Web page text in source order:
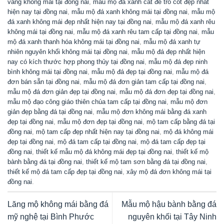
vàng không mái tại đồng nai, mẫu mộ đá xanh cất để tro cốt đẹp nhất
hiện nay tại đồng nai, mẫu mộ đá xanh không mái tại đồng nai, mẫu mộ
đá xanh không mái đẹp nhất hiện nay tại đồng nai, mẫu mộ đá xanh rêu
không mái tại đồng nai, mẫu mộ đá xanh rêu tam cấp tại đồng nai, mẫu
mộ đá xanh thanh hóa không mái tại đồng nai, mẫu mộ đá xanh tự
nhiên nguyên khối không mái tại đồng nai, mẫu mộ đá đẹp nhất hiện
nay có kích thước hợp phong thủy tại đồng nai, mẫu mộ đá đẹp ninh
bình không mái tại đồng nai, mẫu mộ đá đẹp tại đồng nai, mẫu mộ đá
đơn bán sẵn tại đồng nai, mẫu mộ đá đơn giản tam cấp tại đồng nai,
mẫu mộ đá đơn giản đẹp tại đồng nai, mẫu mộ đá đơn đẹp tại đồng nai,
mẫu mộ đạo công giáo thiên chúa tam cấp tại đồng nai, mẫu mộ đơn
giản đẹp bằng đá tại đồng nai, mẫu mộ đơn không mái bằng đá xanh
đẹp tại đồng nai, mẫu mộ đơn đẹp tại đồng nai, mộ tam cấp bằng đá tại
đồng nai, mộ tam cấp đẹp nhất hiện nay tại đồng nai, mộ đá không mái
đẹp tại đồng nai, mộ đá tam cấp tại đồng nai, mộ đá tam cấp đẹp tại
đồng nai, thiết kế mẫu mộ đá không mái đẹp tại đồng nai, thiết kế mộ
bành bằng đá tại đồng nai, thiết kế mộ tam sơn bằng đá tại đồng nai,
thiết kế mộ đá tam cấp đẹp tại đồng nai, xây mộ đá đơn không mái tại
đồng nai.
Lăng mộ không mái bằng đá
mỹ nghệ tại Bình Phước
Mẫu mộ hậu bành bằng đá
nguyên khối tại Tây Ninh